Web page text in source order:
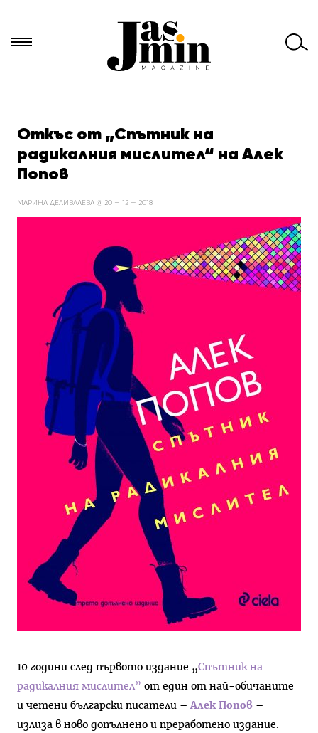
за:Откъс от „Спътник на
радикалния мислител“ на Алек
Попов
МАРИНА ДЕЛИВЛАЕВА @ 20 — 12 — 2018
10 години след първото издание „Спътник на
радикалния мислител” от един от най-обичаните
и четени български писатели –Алек Попов –
излиза в ново допълнено и преработено издание.